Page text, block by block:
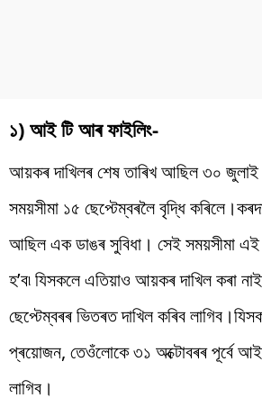
১) আই টি আৰ ফাইলিং-
আয়কৰ দাখিলৰ শেষ তাৰিখ আছিল ৩০
সময়সীমা ১৫ ছেপ্টেম্বৰলৈ বৃদ্ধি
আছিল এক ডাঙৰ সুবিধা। সেই সময়সীমা এই
হ’ব৷ যিসকলে এতিয়াও আয়কৰ দাখিল কৰা
ছেপ্টেম্বৰৰ ভিতৰত দাখিল কৰিব
প্ৰয়োজন, তেওঁলোকে ৩১ অক্টোবৰৰ পূৰ্বে
লাগিব।